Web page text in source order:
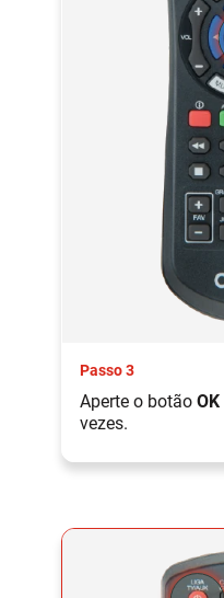
Passo 3
Aperte o botão OK
vezes.